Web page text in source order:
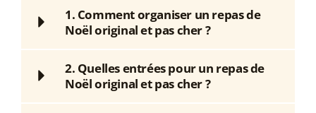
1. Comment organiser un repas de
Noël original et pas cher ?
2. Quelles entrées pour un repas de
Noël original et pas cher ?